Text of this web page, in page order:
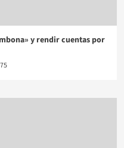
y rendir cuentas por
75